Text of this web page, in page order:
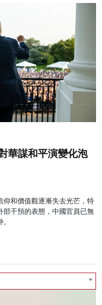
華謀和平演變化泡
仰和價值觀逐漸失去光芒，特
部干預的表態，中國官員已無